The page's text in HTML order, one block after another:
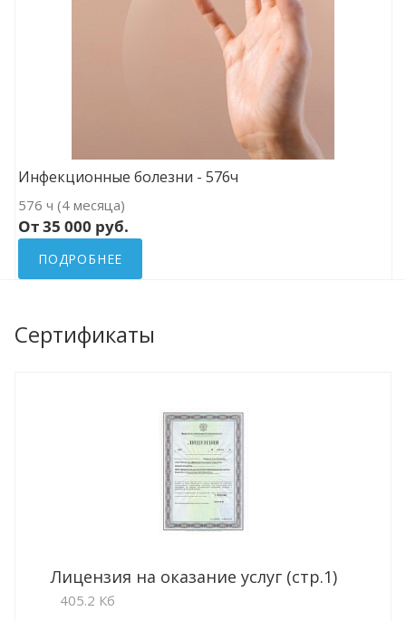
Инфекционные болезни - 576ч
576 ч (4 месяца)
От 35 000 руб.
ПОДРОБНЕЕ
Сертификаты
Лицензия на оказание услуг (стр.1)
405.2 Кб